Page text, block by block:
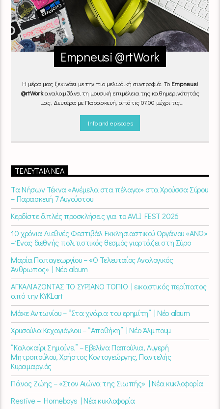
Empneusi @rtWork
Η μέρα μας ξεκινάει με την πιο μελωδική συντροφιά. Το Empneusi
@rtWorkαναλαμβάνει τη μουσική επιμέλεια της καθημερινότητάς
μας, Δευτέρα με Παρασκευή, από τις 07.00 μέχρι τις
εναλλάσσονται αρμονικά, θυμίζοντάς μας πως δουλειά και
Καθημερινά(Δευτέρα-Παρασκευή)
Info and episodes
ΤΕΛΕΥΤΑΊΑ ΝΈΑ
Τα Νήσων Τέκνα «Ανέμελα στα πέλαγα» στα Χρούσσα Σύρου
– Παρασκευή 7 Αυγούστου
Κερδίστε διπλές προσκλήσεις για το AVLI FEST 2026
10 χρόνια Διεθνές Φεστιβάλ Εκκλησιαστικού Οργάνου «ΑΝΩ»
– Ένας διεθνής πολιτιστικός θεσμός γιορτάζει στη Σύρο​
Μαρία Παπαγεωργίου – «Ο Τελευταίος Αναλογικός
Άνθρωπος» | Νέο album
ΑΓΚΑΛΙΑΖΟΝΤΑΣ ΤΟ ΣΥΡΙΑΝΟ ΤΟΠΙΟ | εικαστικός περίπατος
από την KYKLart
Μάκε Αντωνίου – “Στα χνάρια του ερημίτη” | Νέο album
Χρυσούλα Κεχαγιόγλου – “Αποθήκη” | Νέο Άλμπουμ
“Καλοκαίρι Σημαίνει” – Εβελίνα Παπούλια, Λυγερή
Μητροπούλου, Χρήστος Κοντογεώργης, Παντελής
Κυραμαργιός
Πάνος Ζώης – «Στον Αιώνα της Σιωπής» | Νέα κυκλοφορία
Restive – Homeboys | Νέα κυκλοφορία